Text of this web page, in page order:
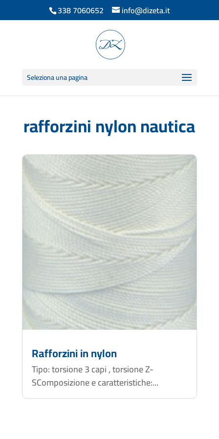
338 7060652 info@dizeta.it
Seleziona una pagina
rafforzini nylon nautica
Rafforzini in nylon
Tipo: torsione 3 capi , torsione Z-
SComposizione e caratteristiche:...